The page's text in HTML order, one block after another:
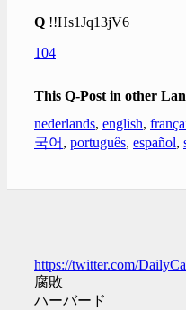
Q !!Hs1Jq13jV6
104
This Q-Post in other
nederlands, english,
국어 , português, español,
https://twitter.com/
腐敗
ハーバード